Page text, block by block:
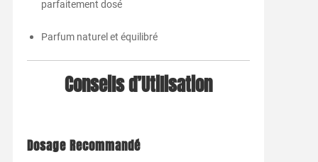
parfaitement dosé
Parfum naturel et équilibré
Conseils d’Utilisation
Dosage Recommandé